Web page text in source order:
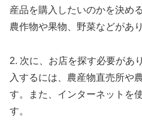
産品を購入したいのかを決め
農作物や果物、野菜などがあり
2. 次に、お店を探す必要があ
入するには、農産物直売所や
す。また、インターネットを
す。